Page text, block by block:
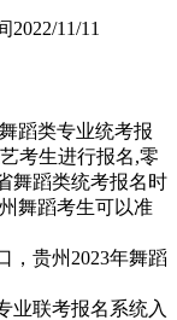
2022/11/11
蹈类专业统考报
考生进行报名,零
舞蹈类统考报名时
舞蹈考生可以准
业联考报名系统入